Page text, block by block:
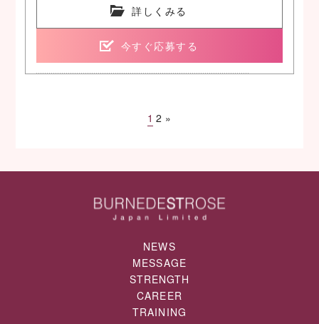
詳しくみる
今すぐ応募する
1 2 »
NEWS
MESSAGE
STRENGTH
CAREER
TRAINING